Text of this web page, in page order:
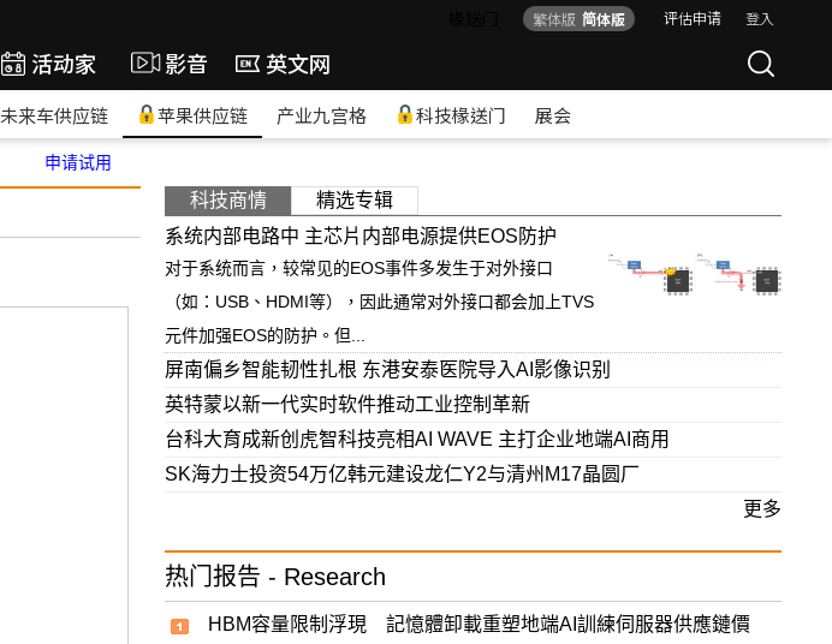
繁体版 简体版 评估申请 登入
活动家 影音 英文网
未来车供应链 苹果供应链 产业九宫格 科技椽送门 展会
申请试用
科技商情
精选专辑
系统内部电路中 主芯片内部电源提供EOS防护
对于系统而言，较常见的EOS事件多发生于对外接口
（如：USB、HDMI等），因此通常对外接口都会加上TVS
元件加强EOS的防护。但...
屏南偏乡智能韧性扎根 东港安泰医院导入AI影像识别
英特蒙以新一代实时软件推动工业控制革新
台科大育成新创虎智科技亮相AI WAVE 主打企业地端AI商用
SK海力士投资54万亿韩元建设龙仁Y2与清州M17晶圆厂
更多
热门报告 - Research
HBM容量限制浮現 記憶體卸載重塑地端AI訓練伺服器供應鏈價